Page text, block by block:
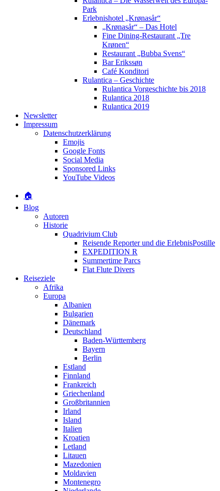
Park
Erlebnishotel „Krønasår“
„Krønasår“ – Das Hotel
Fine Dining-Restaurant „Tre
Krønen“
Restaurant „Bubba Svens“
Bar Erikssøn
Café Konditori
Rulantica – Geschichte
Rulantica Vorgeschichte bis 2018
Rulantica 2018
Rulantica 2019
Newsletter
Impressum
Datenschutzerklärung
Emojis
Google Fonts
Social Media
Sponsored Links
YouTube Videos
🏠
Blog
Autoren
Historie
Quadrivium Club
Reisende Reporter und die ErlebnisPostille
EXPEDITION R
Summertime Parcs
Flat Flute Divers
Reiseziele
Afrika
Europa
Albanien
Bulgarien
Dänemark
Deutschland
Baden-Württemberg
Bayern
Berlin
Estland
Finnland
Frankreich
Griechenland
Großbritannien
Irland
Island
Italien
Kroatien
Letland
Litauen
Mazedonien
Moldavien
Montenegro